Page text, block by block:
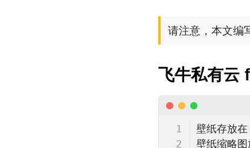
请注意，本文编
飞牛私有云
壁纸存放
壁纸缩略